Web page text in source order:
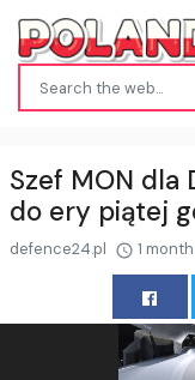
Szef MON dla
do ery piątej
defence24.pl 1